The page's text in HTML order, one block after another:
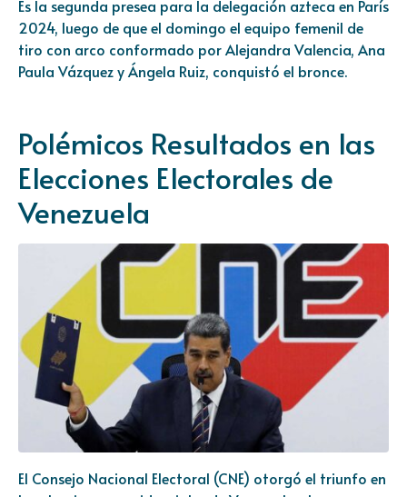
Es la segunda presea para la delegación azteca en París
2024, luego de que el domingo el equipo femenil de
tiro con arco conformado por Alejandra Valencia, Ana
Paula Vázquez y Ángela Ruiz, conquistó el bronce.
Polémicos Resultados en las
Elecciones Electorales de
Venezuela
El Consejo Nacional Electoral (CNE) otorgó el triunfo en